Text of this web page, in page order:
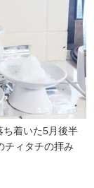
ち着いた5月後半
チィタチの拝み